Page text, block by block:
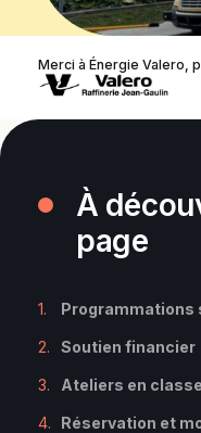
Merci à Énergie Valero,
À
page
Programmations
Soutien financier
Ateliers en
Réservation et